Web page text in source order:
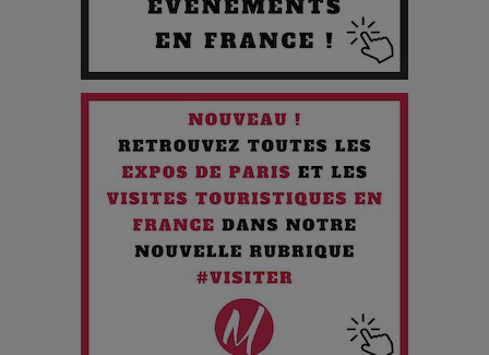
Quand l'Opéra Rencontre l'IA : Lola Volonakis, l'Artiste du
Paradoxe qui Chante le Futur
Chien 51 - Quand l’IA prend le pouvoir : une plongée dans un
futur troublant
Maïra Kerey, la “voix d’or du Kazakhstan”, célèbre ses 30
ans de carrière à la Salle Gaveau
Les dessous de la fast fashion : un désastre écologique en